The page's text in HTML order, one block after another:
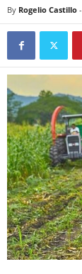
By Rogelio Castillo -